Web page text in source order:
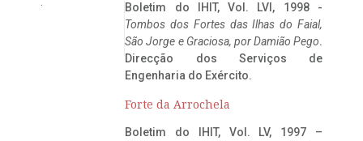
Boletim do IHIT, Vol. LVI, 1998 -
Tombos dos Fortes das Ilhas do Faial,
São Jorge e Graciosa, por Damião Pego.
Direcção dos Serviços de
Engenharia do Exército.
Forte da Arrochela
Boletim do IHIT, Vol. LV, 1997 –